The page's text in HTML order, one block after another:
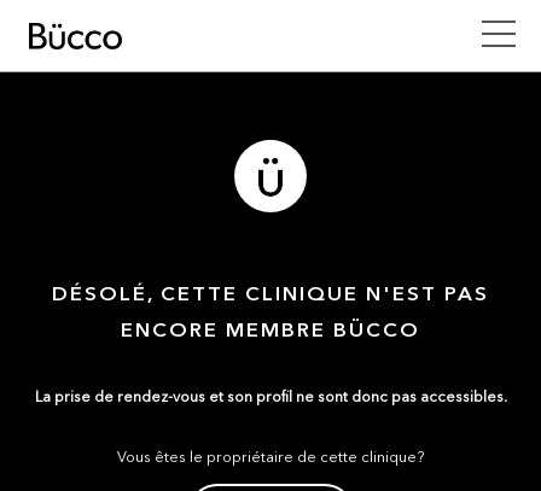
DÉSOLÉ, CETTE CLINIQUE N'EST PAS
ENCORE MEMBRE BÜCCO
La prise de rendez-vous et son profil ne sont donc pas accessibles.
Vous êtes le propriétaire de cette clinique?